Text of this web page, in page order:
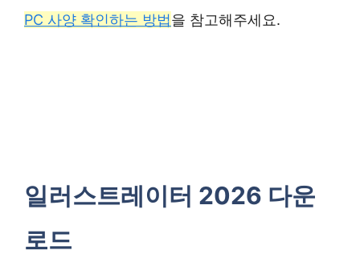
PC 사양 확인하는 방법을 참고해주세요.
일러스트레이터 2026 다운
로드